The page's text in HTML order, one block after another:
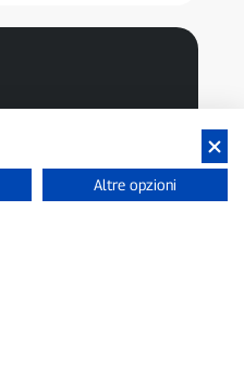
Altre opzioni